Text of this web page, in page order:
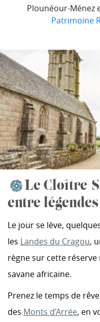
Plounéour-Ménez
Patrimoine
Le Cloître-
entre
Le jour se lève,
les Landes du Cragou,
règne sur cette
savane africaine.
Prenez le temps de
des Monts d’Arrée, en